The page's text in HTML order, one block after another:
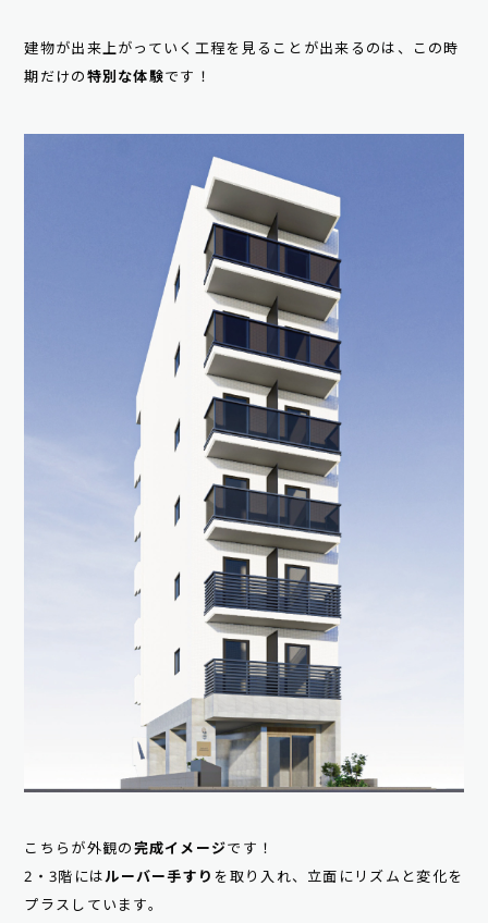
建物が出来上がっていく工程を見ることが出来るのは、この時
期だけの 特別な体験です！
こちらが外観の 完成イメージです！
2・3階には ルーバー手すり を取り入れ、立面にリズムと変化を
プラスしています。